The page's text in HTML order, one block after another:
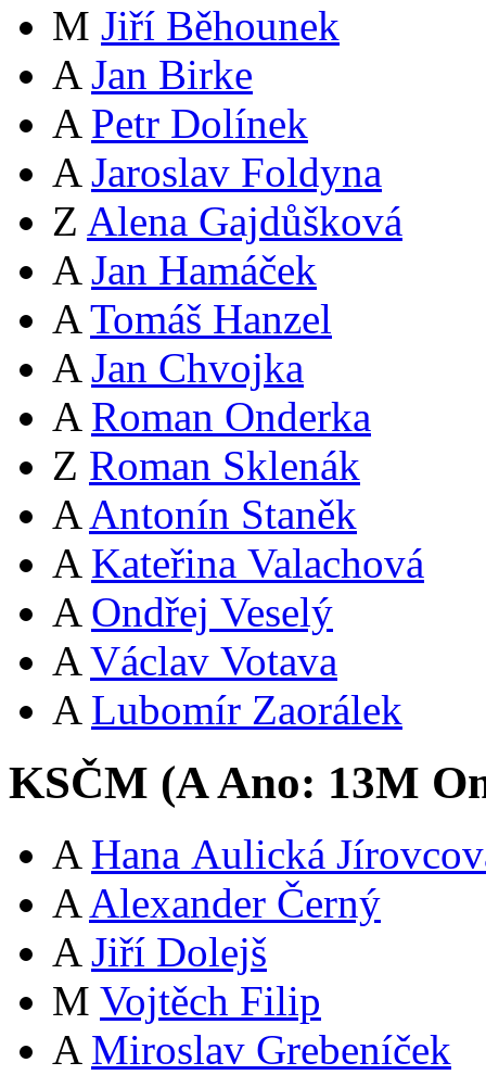
M Jiří Běhounek
A Jan Birke
A Petr Dolínek
A Jaroslav Foldyna
Z Alena Gajdůšková
A Jan Hamáček
A Tomáš Hanzel
A Jan Chvojka
A Roman Onderka
Z Roman Sklenák
A Antonín Staněk
A Kateřina Valachová
A Ondřej Veselý
A Václav Votava
A Lubomír Zaorálek
KSČM (AAno: 13M
A Hana Aulická
A Alexander Černý
A Jiří Dolejš
M Vojtěch Filip
A Miroslav Grebeníček